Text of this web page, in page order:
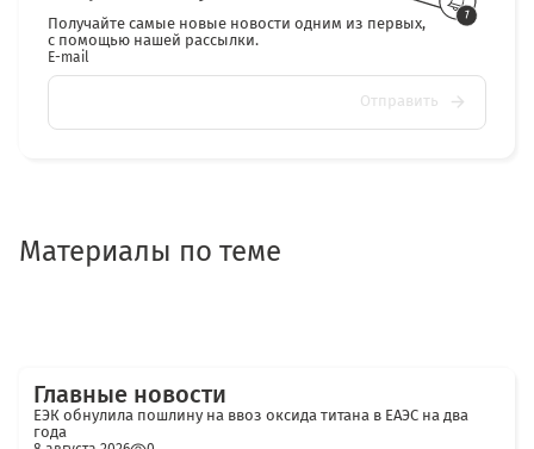
Получайте самые новые новости одним из первых,
с помощью нашей рассылки.
E-mail
Отправить
Материалы по теме
Главные новости
ЕЭК обнулила пошлину на ввоз оксида титана в ЕАЭС на два
года